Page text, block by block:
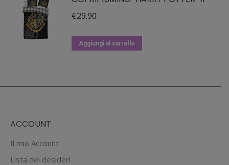
€29.90
Aggiungi al carrello
ACCOUNT
Il mio Account
Lista dei desideri